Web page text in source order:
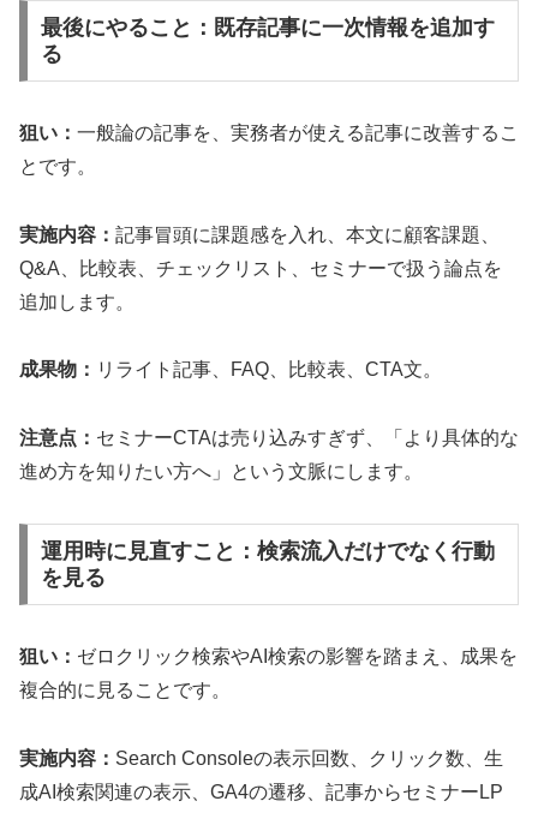
最後にやること：既存記事に一次情報を追加す
る
狙い： 一般論の記事を、実務者が使える記事に改善するこ
とです。
実施内容： 記事冒頭に課題感を入れ、本文に顧客課題、
Q&A、比較表、チェックリスト、セミナーで扱う論点を
追加します。
成果物： リライト記事、FAQ、比較表、CTA文。
注意点： セミナーCTAは売り込みすぎず、「より具体的な
進め方を知りたい方へ」という文脈にします。
運用時に見直すこと：検索流入だけでなく行動
を見る
狙い： ゼロクリック検索やAI検索の影響を踏まえ、成果を
複合的に見ることです。
実施内容： Search Consoleの表示回数、クリック数、生
成AI検索関連の表示、GA4の遷移、記事からセミナーLP